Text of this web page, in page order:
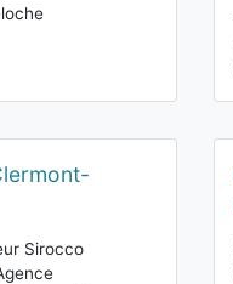
Sirocco